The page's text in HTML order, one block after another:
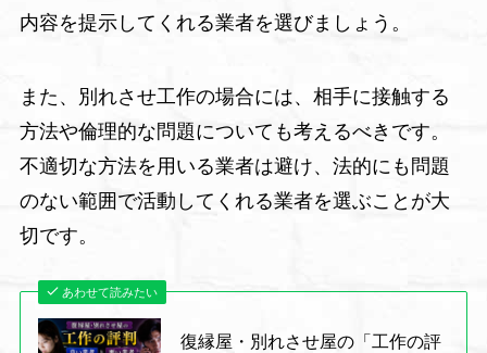
内容を提示してくれる業者を選びましょう。
また、別れさせ工作の場合には、相手に接触する
方法や倫理的な問題についても考えるべきです。
不適切な方法を用いる業者は避け、法的にも問題
のない範囲で活動してくれる業者を選ぶことが大
切です。
あわせて読みたい
復縁屋・別れさせ屋の「工作の評